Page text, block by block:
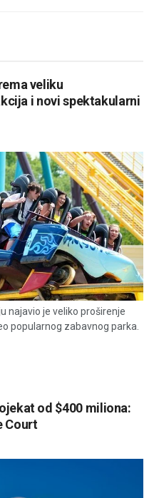
veliku
i novi spektakularni
najavio je veliko proširenje
popularnog zabavnog parka.
od $400 miliona:
Court